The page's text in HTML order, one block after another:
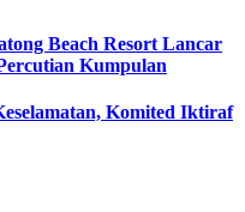
Beach Resort Lancar
Kumpulan
Komited Iktiraf